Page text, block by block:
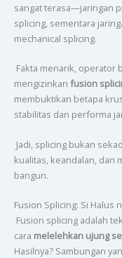
sangat terasa—jaringan
splicing, sementara
mechanical splicing.
Fakta menarik, operator
mengizinkan fusion
membuktikan betapa
stabilitas dan performa
Jadi, splicing bukan
kualitas, keandalan, dan
bangun.
Fusion Splicing: Si Halus
Fusion splicing adalah
cara melelehkan ujung
Hasilnya? Sambungan